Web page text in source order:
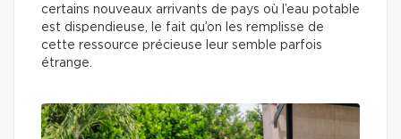
certains nouveaux arrivants de pays où l’eau potable
est dispendieuse, le fait qu’on les remplisse de
cette ressource précieuse leur semble parfois
étrange.